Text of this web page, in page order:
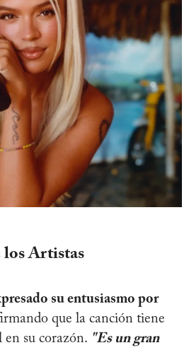
los Artistas
su entusiasmo por
que la canción tiene
en su corazón. "Es un gran